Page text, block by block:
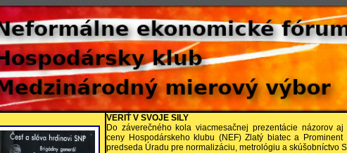
VERIŤ V SVOJE SILY
Do záverečného kola viacmesačnej prezentácie názorov
ceny Hospodárskeho klubu (NEF) Zlatý biatec a Prominent
predseda Úradu pre normalizáciu, metrológiu a skúšobníctvo